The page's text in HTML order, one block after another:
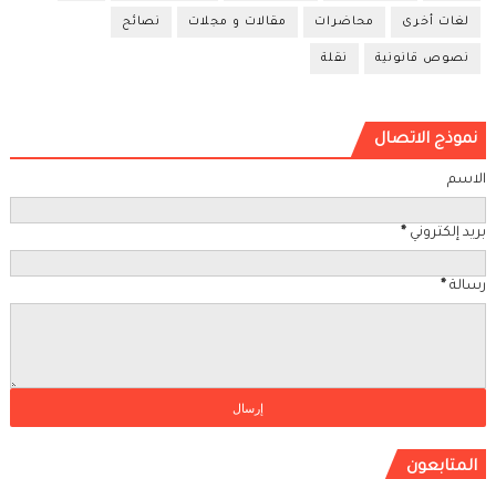
لغات أخرى محاضرات مقالات و مجلات نصائح
نصوص قانونية نقلة
نموذج الاتصال
الاسم
بريد إلكتروني *
رسالة *
المتابعون